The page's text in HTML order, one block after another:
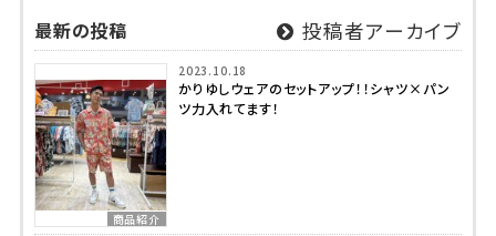
最新の投稿 投稿者アーカイブ
商品紹介
2023.10.18
かりゆしウェアのセットアップ！！シャツ×パン
ツ力入れてます！